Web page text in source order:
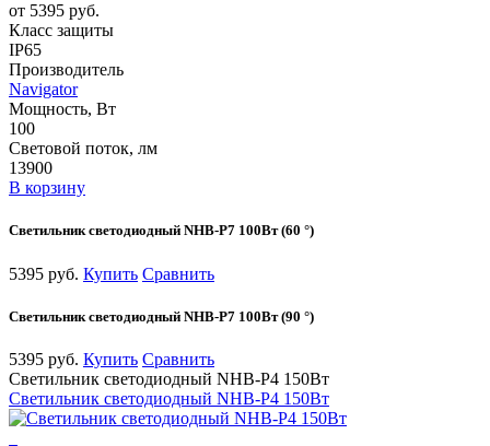
от 5395 руб.
Класс защиты
IP65
Производитель
Navigator
Мощность, Вт
100
Световой поток, лм
13900
В корзину
Светильник светодиодный NHB-P7 100Вт (60 °)
5395 руб. Купить Сравнить
Светильник светодиодный NHB-P7 100Вт (90 °)
5395 руб. Купить Сравнить
Светильник светодиодный NHB-P4 150Вт
Светильник светодиодный NHB-P4 150Вт